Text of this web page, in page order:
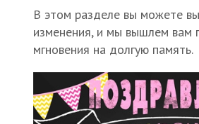
В этом разделе вы можете
изменения, и мы вышлем вам
мгновения на долгую память.